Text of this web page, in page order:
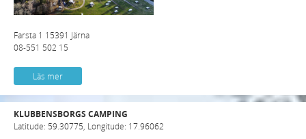
Farsta 1 15391 Järna
08-551 502 15
Läs mer
KLUBBENSBORGS CAMPING
Latitude: 59.30775, Longitude: 17.96062